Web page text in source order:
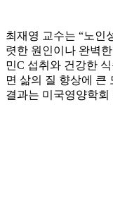
최재영 교수는 “노인
렷한 원인이나 완벽
민C 섭취와 건강한
면 삶의 질 향상에 큰
결과는 미국영양학